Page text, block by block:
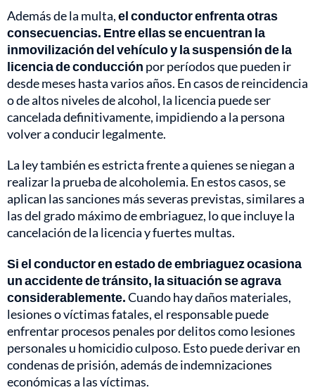
Además de la multa,el conductor enfrenta otras
consecuencias. Entre ellas se encuentran la
inmovilización del vehículo y la suspensión de la
licencia de conducción por períodos que pueden ir
desde meses hasta varios años. En casos de reincidencia
o de altos niveles de alcohol, la licencia puede ser
cancelada definitivamente, impidiendo a la persona
volver a conducir legalmente.
La ley también es estricta frente a quienes se niegan a
realizar la prueba de alcoholemia. En estos casos, se
aplican las sanciones más severas previstas, similares a
las del grado máximo de embriaguez, lo que incluye la
cancelación de la licencia y fuertes multas.
Si el conductor en estado de embriaguez ocasiona
un accidente de tránsito, la situación se agrava
considerablemente.Cuando hay daños materiales,
lesiones o víctimas fatales, el responsable puede
enfrentar procesos penales por delitos como lesiones
personales u homicidio culposo. Esto puede derivar en
condenas de prisión, además de indemnizaciones
económicas a las víctimas.